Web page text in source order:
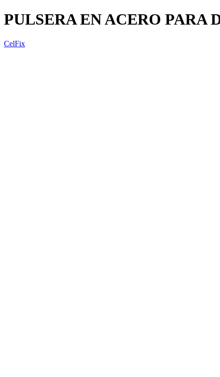
PULSERA EN ACERO PARA
CelFix